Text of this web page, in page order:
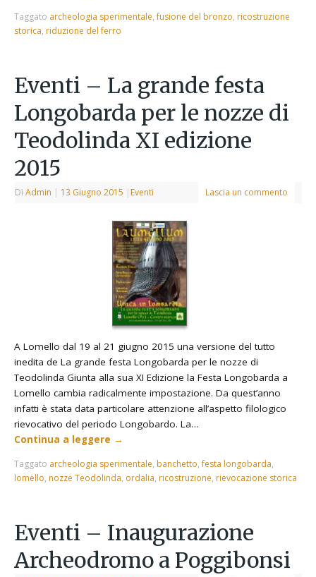
Taggato archeologia sperimentale,fusione del bronzo, ricostruzione
storica, riduzione del ferro
Eventi – La grande festa
Longobarda per le nozze di
Teodolinda XI edizione
2015
DiAdmin | 13 Giugno 2015 | Eventi Lascia un commento
A Lomello dal 19 al 21 giugno 2015 una versione del tutto
inedita de La grande festa Longobarda per le nozze di
Teodolinda Giunta alla sua XI Edizione la Festa Longobarda a
Lomello cambia radicalmente impostazione. Da quest’anno
infatti è stata data particolare attenzione all’aspetto filologico
rievocativo del periodo Longobardo. La…
Continua a leggere →
Taggato archeologia sperimentale, banchetto,festa longobarda,
lomello, nozze Teodolinda, ordalia, ricostruzione, rievocazione storica
Eventi – Inaugurazione
Archeodromo a Poggibonsi